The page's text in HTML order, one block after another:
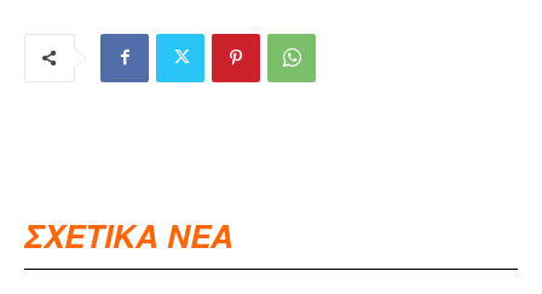
ΣΧΕΤΙΚΑ ΝΕΑ